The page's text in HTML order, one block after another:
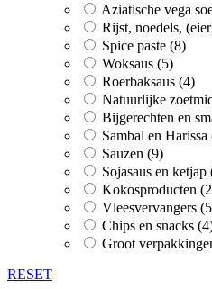
Aziatische vega
Rijst, noedels,
Spice paste (8)
Woksaus (5)
Roerbaksaus (4)
Natuurlijke
Bijgerechten en
Sambal en Harissa
Sauzen (9)
Sojasaus en ketjap
Kokosproducten
Vleesvervangers
Chips en snacks
Groot
RESET